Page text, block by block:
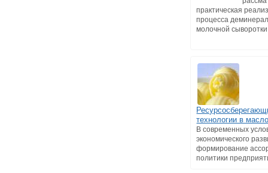
практическая
процесса
молочной
технологии в
В современных
экономического
формирование
политики